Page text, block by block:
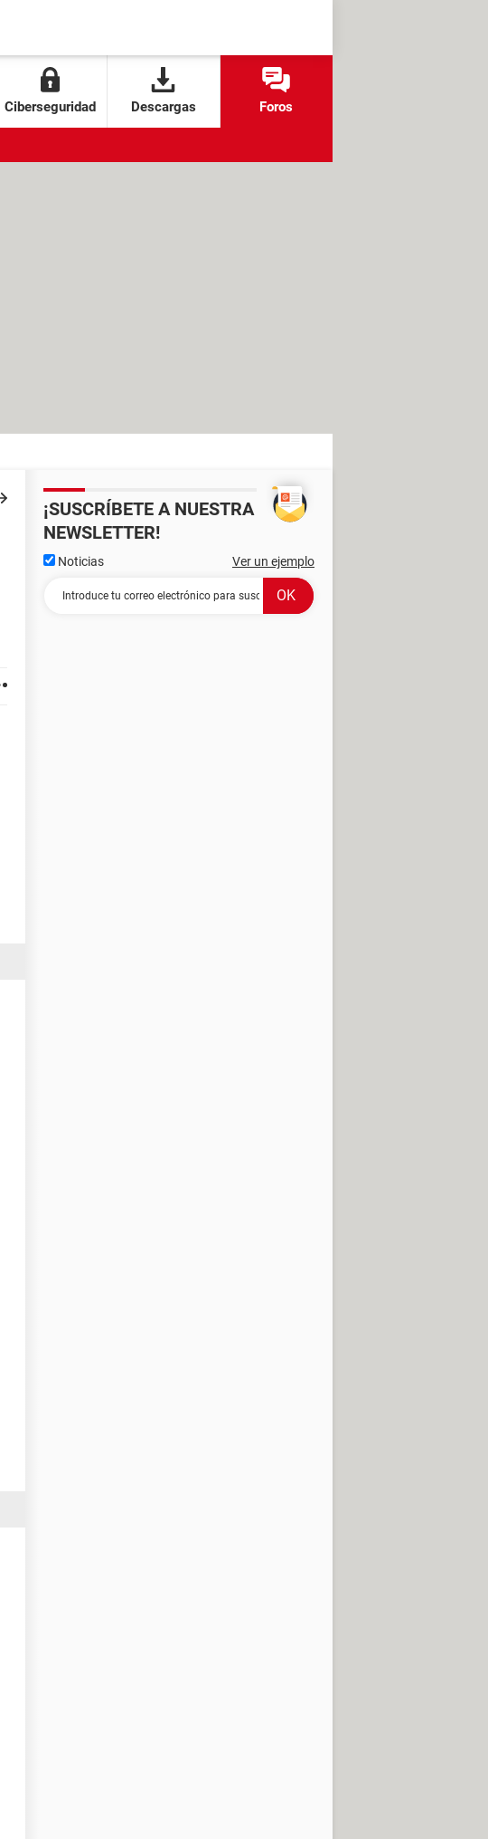
Ciberseguridad Descargas Foros
¡SUSCRÍBETE A NUESTRA
NEWSLETTER!
Noticias Ver un ejemplo